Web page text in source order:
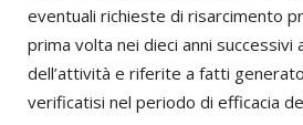
eventuali richieste di risarcimento
prima volta nei dieci anni successivi
dell’attività e riferite a fatti
verificatisi nel periodo di efficacia